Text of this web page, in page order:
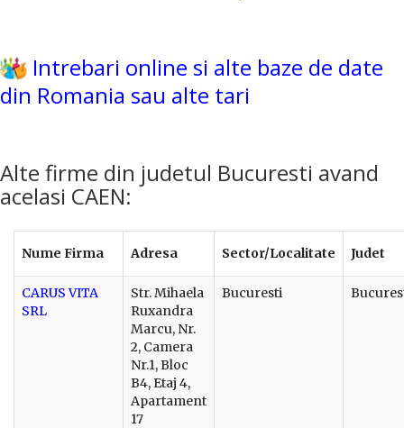
Intrebari online si alte baze de date
din Romania sau alte tari
Alte firme din judetul Bucuresti avand
acelasi CAEN:
Nume Firma Adresa Sector/Localitate Judet
CARUS VITA
SRL
Str. Mihaela
Ruxandra
Marcu, Nr.
2, Camera
Nr.1, Bloc
B4, Etaj 4,
Apartament
17
Bucuresti